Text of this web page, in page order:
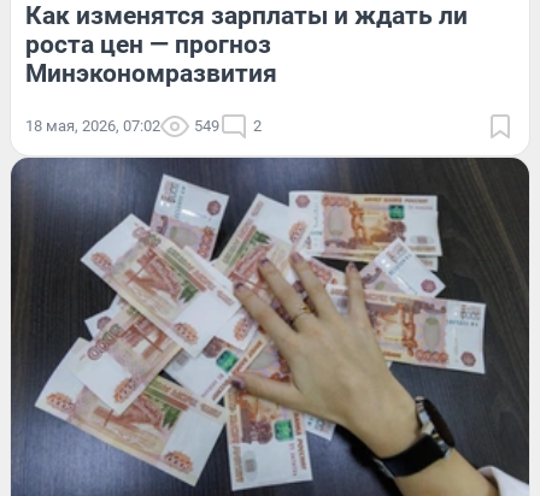
Как изменятся зарплаты и ждать ли
роста цен — прогноз
Минэкономразвития
18 мая, 2026, 07:02 549 2